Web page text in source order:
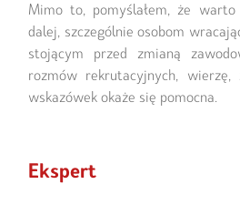
Mimo to, pomyślałem, że
dalej, szczególnie osobom
stojącym przed zmianą
rozmów rekrutacyjnych,
wskazówek okaże się pomocna.
Ekspert